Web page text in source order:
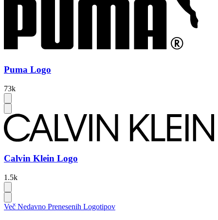
Puma Logo
73k
Calvin Klein Logo
1.5k
Več Nedavno Prenesenih Logotipov